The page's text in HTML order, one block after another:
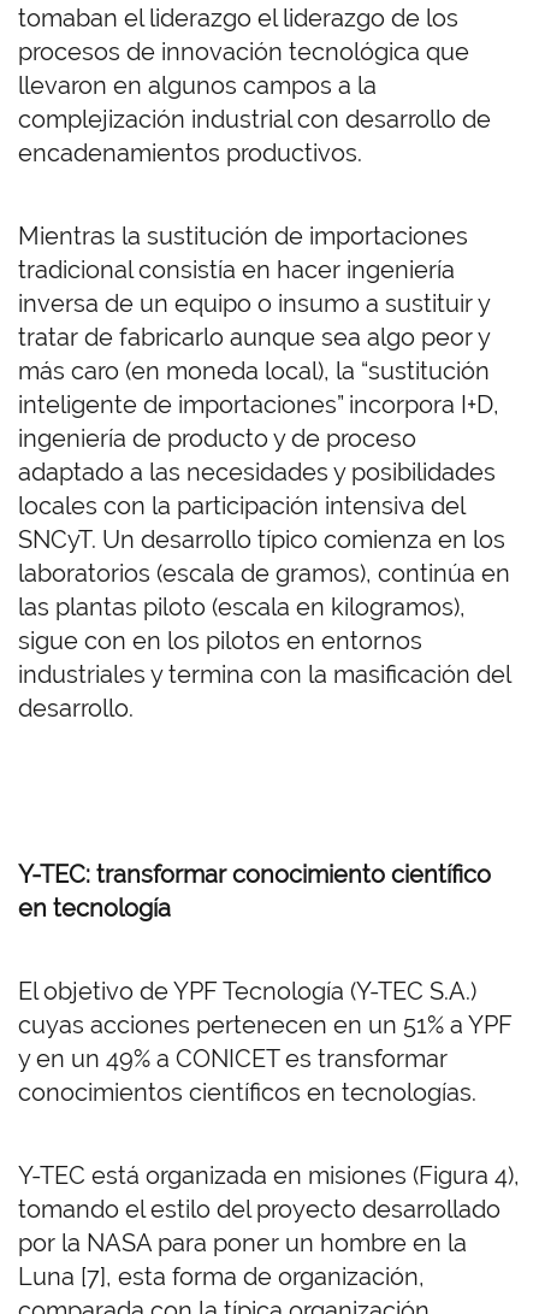
tomaban el liderazgo el liderazgo de los
procesos de innovación tecnológica que
llevaron en algunos campos a la
complejización industrial con desarrollo de
encadenamientos productivos.
Mientras la sustitución de importaciones
tradicional consistía en hacer ingeniería
inversa de un equipo o insumo a sustituir y
tratar de fabricarlo aunque sea algo peor y
más caro (en moneda local), la “sustitución
inteligente de importaciones” incorpora I+D,
ingeniería de producto y de proceso
adaptado a las necesidades y posibilidades
locales con la participación intensiva del
SNCyT. Un desarrollo típico comienza en los
laboratorios (escala de gramos), continúa en
las plantas piloto (escala en kilogramos),
sigue con en los pilotos en entornos
industriales y termina con la masificación del
desarrollo.
Y-TEC: transformar conocimiento científico
en tecnología
El objetivo de YPF Tecnología (Y-TEC S.A.)
cuyas acciones pertenecen en un 51% a YPF
y en un 49% a CONICET es transformar
conocimientos científicos en tecnologías.
Y-TEC está organizada en misiones (Figura 4),
tomando el estilo del proyecto desarrollado
por la NASA para poner un hombre en la
Luna [7], esta forma de organización,